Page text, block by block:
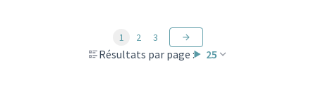
Résultats par page : 25
1 2 3